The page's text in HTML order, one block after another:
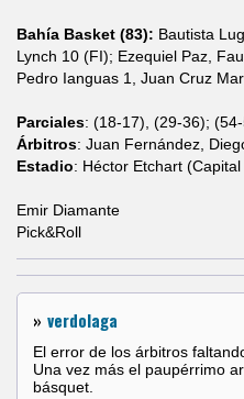
Bahía Basket (83): Bautista
Lynch 10 (FI); Ezequiel Paz,
Pedro Ianguas 1, Juan Cruz
Parciales: (18-17), (29-36);
Árbitros: Juan Fernández,
Estadio: Héctor Etchart (Capital
Emir Diamante
Pick&Roll
» verdolaga
El error de los árbitros
Una vez más el paupérrimo
básquet.